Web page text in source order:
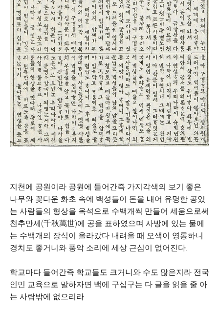
지천에 공원이라 공원에 들어간즉 가지각색의 보기 좋은
나무와 꽃다운 화초 속에 백성들이 돈을 내어 유명한 공있
는 사람들의 형상을 옥석으로 수백개씩 만들어 세움으로써
천추만세(千秋萬世)에 공을 표하였으며 사방에 있는 물에
는 수백개의 장식이 올라갔다 내려올 때 오색이 영롱하니
경치도 좋거니와 풍악 소리에 세상 근심이 없어진다.
학교마다 들어간즉 학교들도 크거니와 수도 많은지라 전국
인민 교육으로 말하자면 백에 구십구는 다 글을 읽을 줄 아
는 사람밖에 없으리라.